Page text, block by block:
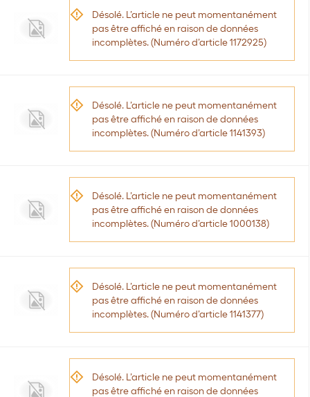
Désolé. L’article ne peut momentanément
pas être affiché en raison de données
incomplètes. (Numéro d’article 1172925)
Désolé. L’article ne peut momentanément
pas être affiché en raison de données
incomplètes. (Numéro d’article 1141393)
Désolé. L’article ne peut momentanément
pas être affiché en raison de données
incomplètes. (Numéro d’article 1000138)
Désolé. L’article ne peut momentanément
pas être affiché en raison de données
incomplètes. (Numéro d’article 1141377)
Désolé. L’article ne peut momentanément
pas être affiché en raison de données